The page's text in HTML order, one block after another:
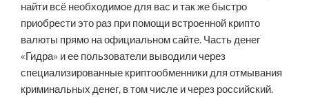
найти всё необходимое для вас и так же быстро
приобрести это раз при помощи встроенной крипто
валюты прямо на официальном сайте. Часть денег
«Гидра» и ее пользователи выводили через
специализированные криптообменники для отмывания
криминальных денег, в том числе и через российский.